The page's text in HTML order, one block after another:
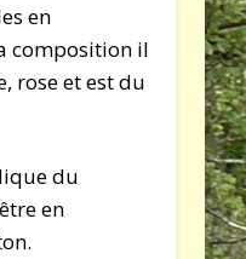
en
composition il
rose et est du
du
en